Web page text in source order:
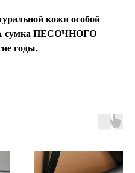
кожи особой
сумка ПЕСОЧНОГО
годы.